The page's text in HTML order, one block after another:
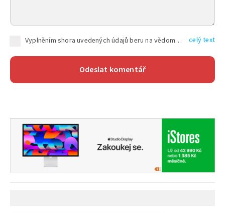
Vyplněním shora uvedených údajů beru na vědomí, že společnost TEXT FACTORY s.r.o., sídlem Brno, Durďákova 336/29, Černá Pole, PSČ: 613 00, IČ: 06157831, zapsané u Krajského soudu v Brně, oddíl C, vložka 100399, bude zpracovávat mé osobní údaje uvedené v rámci mnou vyplněného registračního formuláře na základě oprávněných zájmů TEXT FACTORY s.r.o. dle čl. 6 odst. 1 písm. f) GDPR a pro splnění právních povinností (čl. 6 odst. 1 písm. c) GDPR), a to pro tyto účely: nezbytnost zajistit oprávnění návštěvníka webových stránek provozovaných společností TEXT FACTORY s.r.o. přispívat aktivně ke zveřejněným článkům nebo v rámci diskusních fór a výkon práv TEXT FACTORY s.r.o. jako administrátora těchto diskusních fór. Více informací o zpracování osobních údajů a právech lze nalézt v celý text